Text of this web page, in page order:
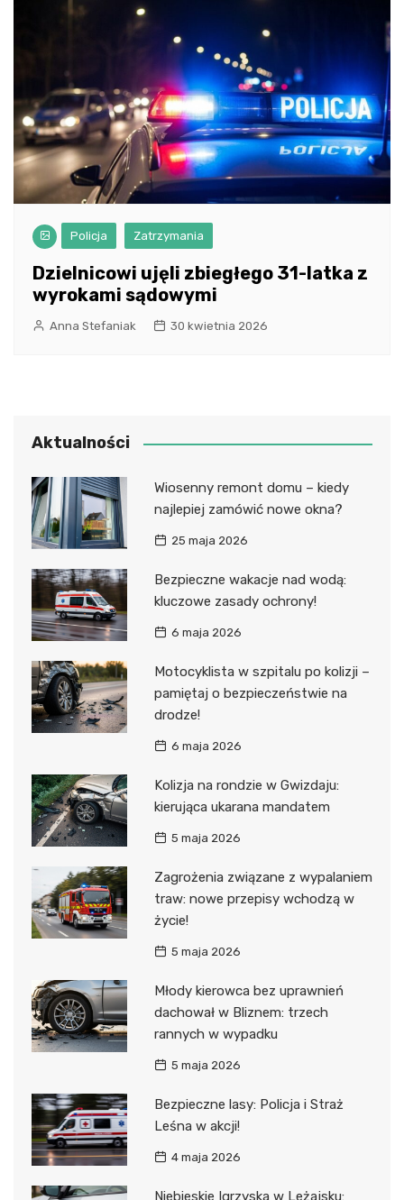
Policja Zatrzymania
Dzielnicowi ujęli zbiegłego 31-latka z
wyrokami sądowymi
Anna Stefaniak 30 kwietnia 2026
Aktualności
Wiosenny remont domu – kiedy
najlepiej zamówić nowe okna?
25 maja 2026
Bezpieczne wakacje nad wodą:
kluczowe zasady ochrony!
6 maja 2026
Motocyklista w szpitalu po kolizji –
pamiętaj o bezpieczeństwie na
drodze!
6 maja 2026
Kolizja na rondzie w Gwizdaju:
kierująca ukarana mandatem
5 maja 2026
Zagrożenia związane z wypalaniem
traw: nowe przepisy wchodzą w
życie!
5 maja 2026
Młody kierowca bez uprawnień
dachował w Bliznem: trzech
rannych w wypadku
5 maja 2026
Bezpieczne lasy: Policja i Straż
Leśna w akcji!
4 maja 2026
Niebieskie Igrzyska w Leżajsku: